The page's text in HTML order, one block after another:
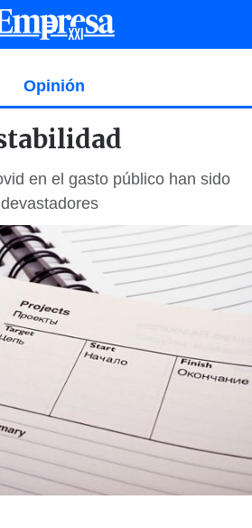
Opinión
en el gasto público han sido
devastadores